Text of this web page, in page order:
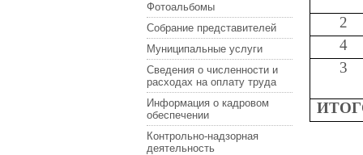
Фотоальбомы
Собрание представителей
Муниципальные услуги
Сведения о численности и
расходах на оплату труда
Информация о кадровом
обеспечении
Контрольно-надзорная
деятельность
2
4
3